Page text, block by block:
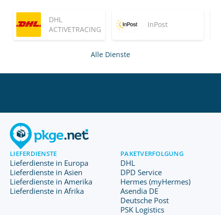
DHL
ACTIVETRACING
InPost
Alle Dienste
LIEFERDIENSTE
Lieferdienste in Europa
Lieferdienste in Asien
Lieferdienste in Amerika
Lieferdienste in Afrika
PAKETVERFOLGUNG
DHL
DPD Service
Hermes (myHermes)
Asendia DE
Deutsche Post
PSK Logistics